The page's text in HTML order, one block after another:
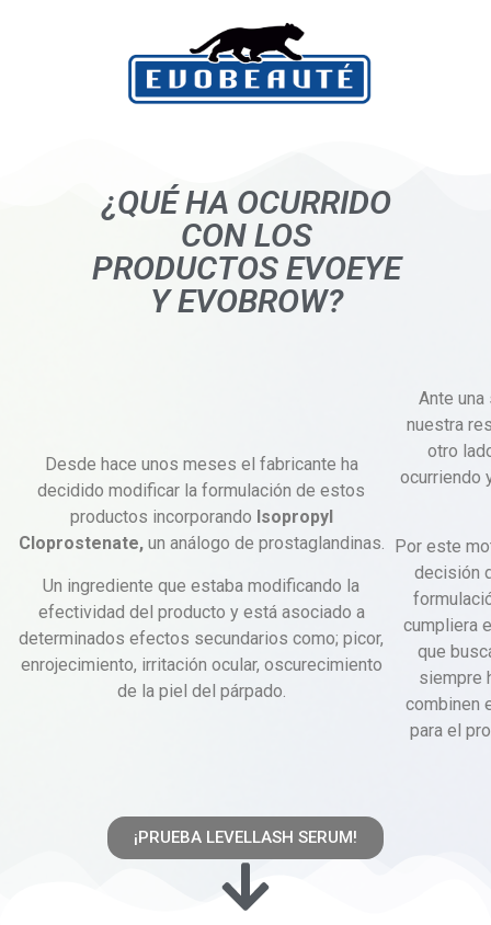
¿QUÉ HA OCURRIDO
CON LOS
PRODUCTOS EVOEYE
Y EVOBROW?
Desde hace unos meses el fabricante ha
decidido modificar la formulación de estos
productos incorporando Isopropyl
Cloprostenate,un análogo de prostaglandinas.
Un ingrediente que estaba modificando la
efectividad del producto y está asociado a
determinados efectos secundarios como; picor,
enrojecimiento, irritación ocular, oscurecimiento
de la piel del párpado.
Ante
nuestra
otro
ocurriendo
Por este
decisión
cumpliera
que
siempre
combinen
para el
¡PRUEBA LEVELLASH SERUM!